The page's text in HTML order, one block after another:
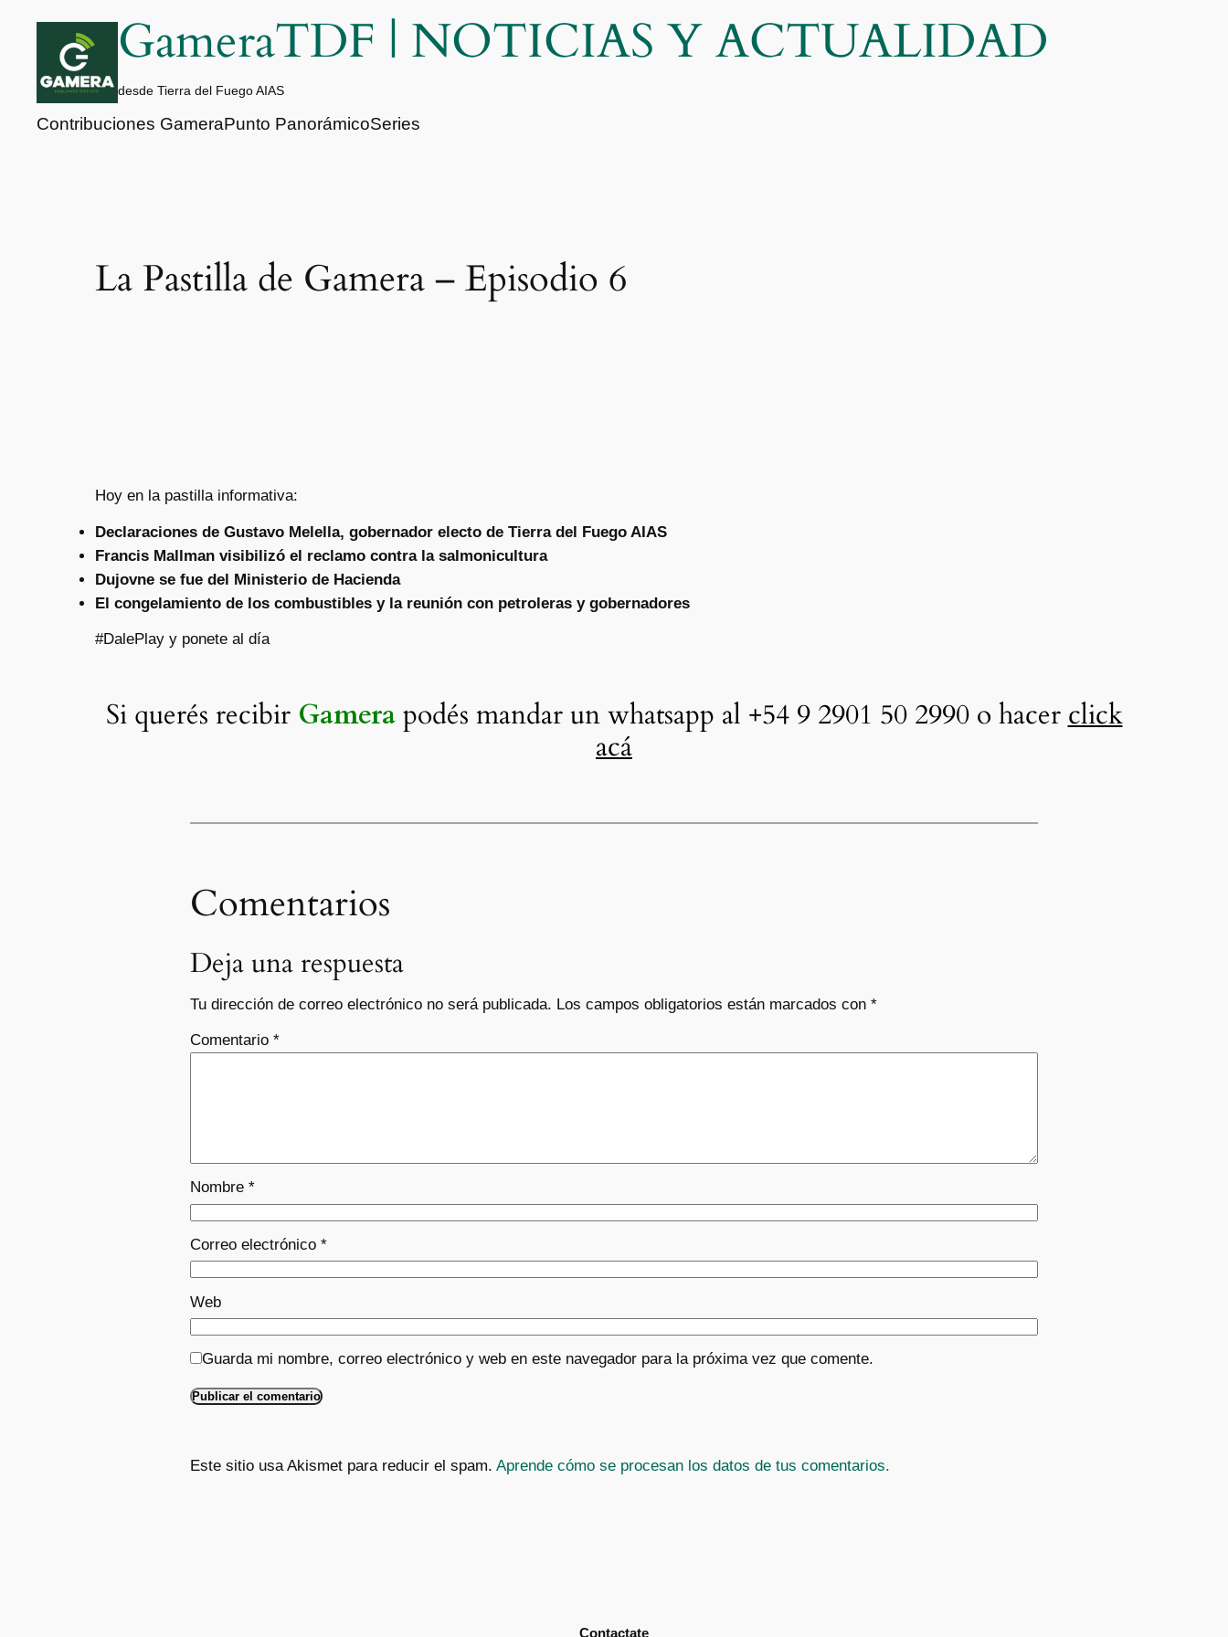
contenido
GameraTDF | NOTICIAS Y ACTUALIDAD
desde Tierra del Fuego AIAS
Contribuciones GameraPunto PanorámicoSeries
La Pastilla de Gamera – Episodio 6
Hoy en la pastilla informativa:
Declaraciones de Gustavo Melella, gobernador electo de Tierra del Fuego AIAS
Francis Mallman visibilizó el reclamo contra la salmonicultura
Dujovne se fue del Ministerio de Hacienda
El congelamiento de los combustibles y la reunión con petroleras y gobernadores
#DalePlay y ponete al día
Si querés recibir Gamerapodés mandar un whatsapp al +54 9 2901 50 2990 o hacerclick
acá
Comentarios
Deja una respuesta
Tu dirección de correo electrónico no será publicada. Los campos obligatorios están marcados con *
Comentario *
Nombre *
Correo electrónico *
Web
Guarda mi nombre, correo electrónico y web en este navegador para la próxima vez que comente.
Este sitio usa Akismet para reducir el spam. Aprende cómo se procesan los datos de tus comentarios.
Contactate